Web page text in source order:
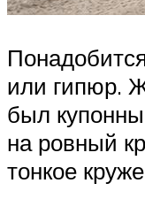
или гипюр.
был
на ровный
тонкое